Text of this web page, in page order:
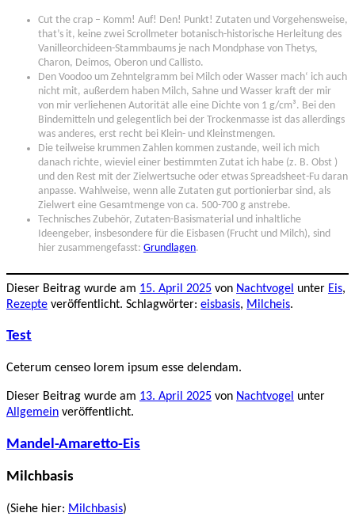
Cut the crap – Komm! Auf! Den! Punkt! Zutaten und Vorgehensweise,
that’s it, keine zwei Scrollmeter botanisch-historische Herleitung des
Vanilleorchideen-Stammbaums je nach Mondphase von Thetys,
Charon, Deimos, Oberon und Callisto.
Den Voodoo um Zehntelgramm bei Milch oder Wasser mach‘ ich auch
nicht mit, außerdem haben Milch, Sahne und Wasser kraft der mir
von mir verliehenen Autorität alle eine Dichte von 1 g/cm³. Bei den
Bindemitteln und gelegentlich bei der Trockenmasse ist das allerdings
was anderes, erst recht bei Klein- und Kleinstmengen.
Die teilweise krummen Zahlen kommen zustande, weil ich mich
danach richte, wieviel einer bestimmten Zutat ich habe (z. B. Obst )
und den Rest mit der Zielwertsuche oder etwas Spreadsheet-Fu daran
anpasse. Wahlweise, wenn alle Zutaten gut portionierbar sind, als
Zielwert eine Gesamtmenge von ca. 500-700 g anstrebe.
Technisches Zubehör, Zutaten-Basismaterial und inhaltliche
Ideengeber, insbesondere für die Eisbasen (Frucht und Milch), sind
hier zusammengefasst: Grundlagen.
Dieser Beitrag wurde am 15. April 2025 von Nachtvogel unter Eis,
Rezepte veröffentlicht. Schlagwörter: eisbasis, Milcheis.
Test
Ceterum censeo lorem ipsum esse delendam.
Dieser Beitrag wurde am 13. April 2025 von Nachtvogel unter
Allgemein veröffentlicht.
Mandel-Amaretto-Eis
Milchbasis
(Siehe hier: Milchbasis)